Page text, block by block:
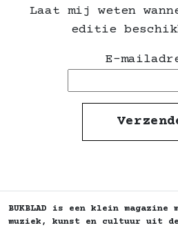
Laat mij weten
editie
E-
BUKBLAD is een klein magazine
muziek, kunst en cultuur uit de